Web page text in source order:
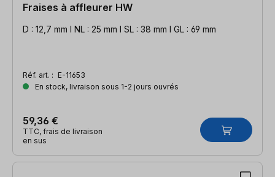
Fraises à affleurer HW
D : 12,7 mm l NL : 25 mm l SL : 38 mm l GL : 69 mm
Réf. art. : E-11653
En stock, livraison sous 1-2 jours ouvrés
59,36 €
TTC, frais de livraison
en sus